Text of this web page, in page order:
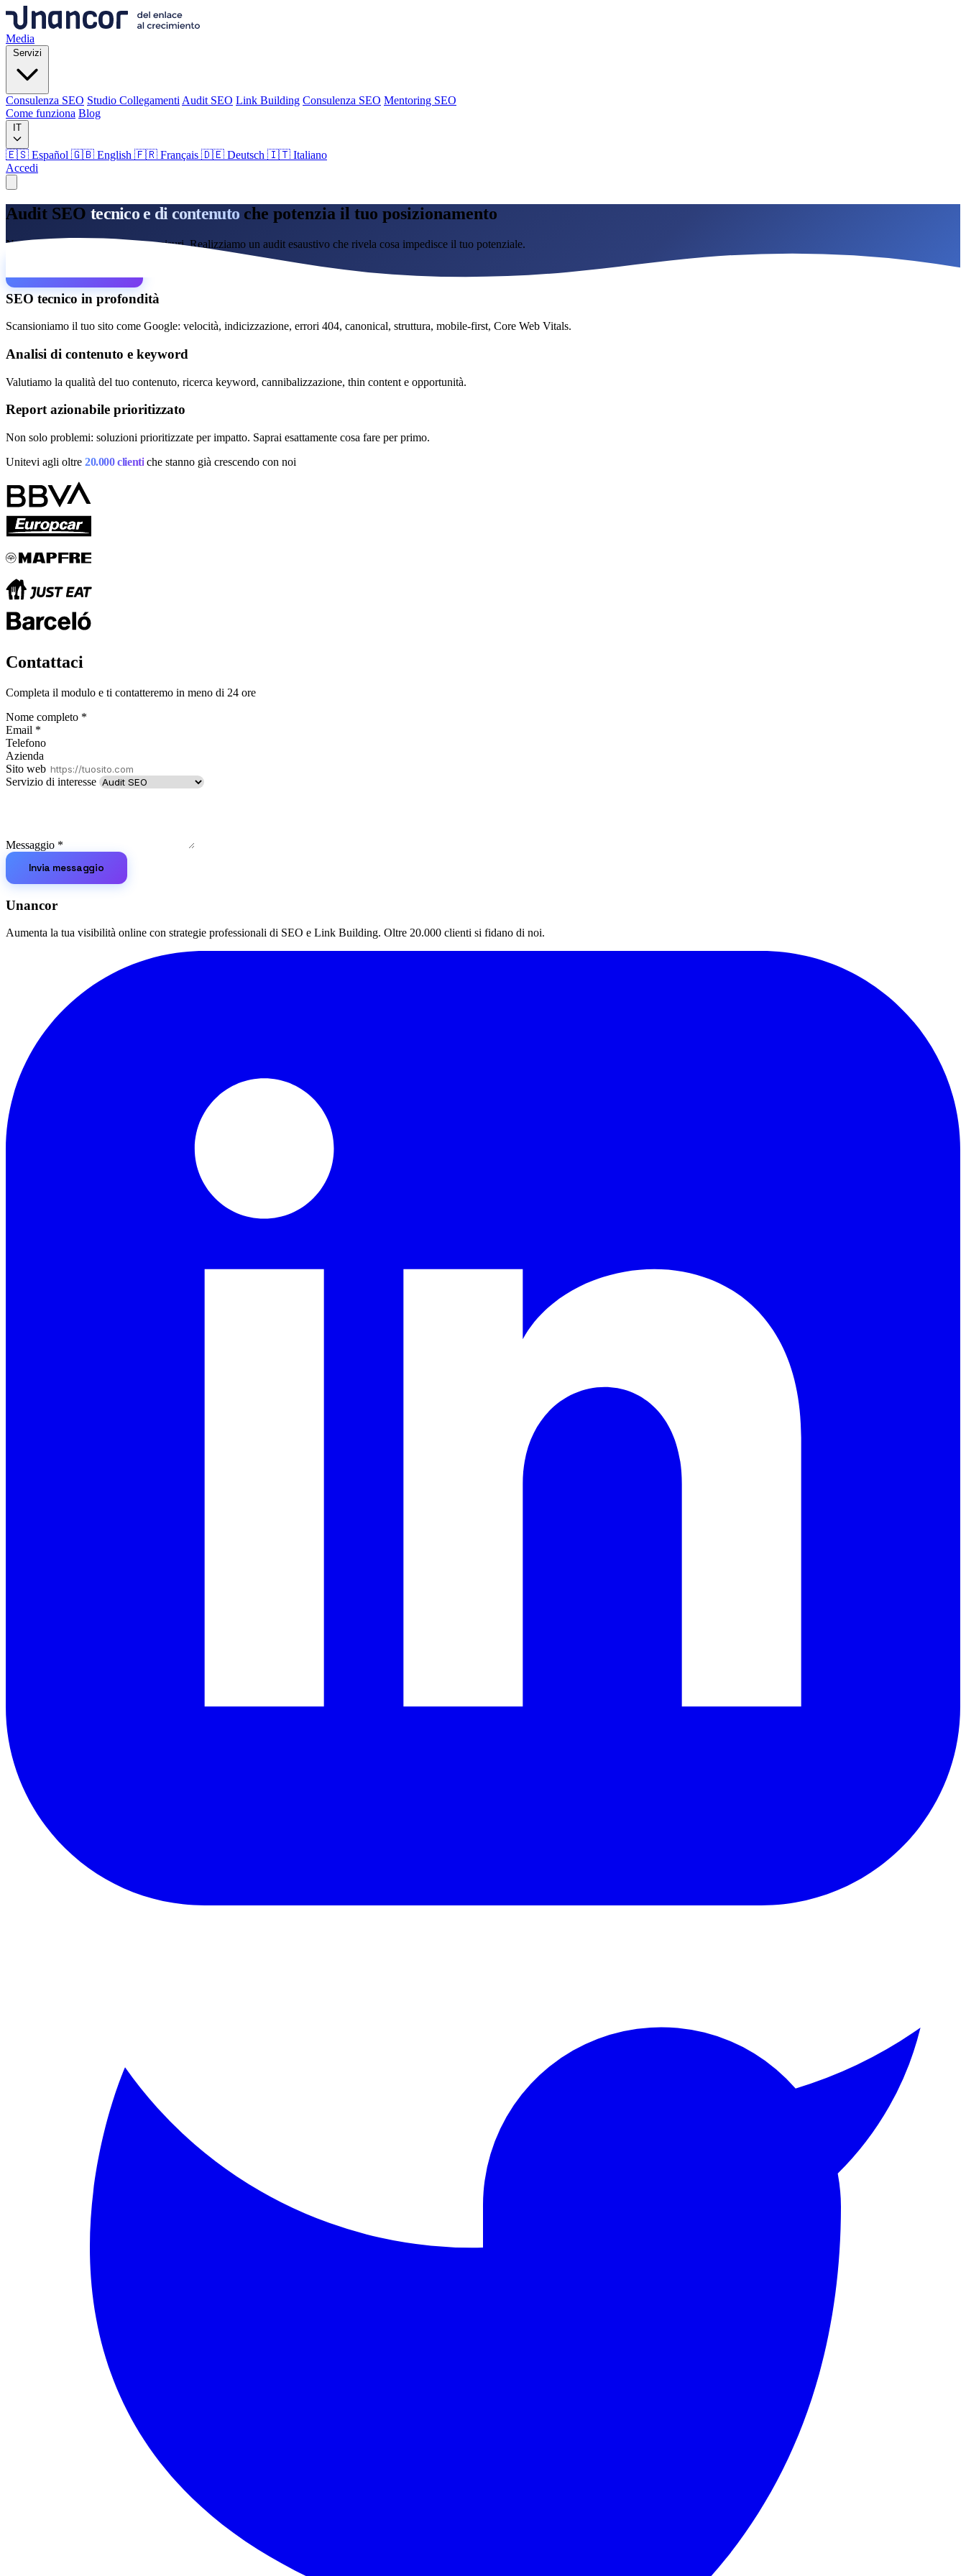
Media
Servizi
Consulenza SEO Studio Collegamenti Audit SEO Link Building Consulenza SEO Mentoring SEO
Come funziona Blog
IT
🇪🇸 Español 🇬🇧 English 🇫🇷 Français 🇩🇪 Deutsch 🇮🇹 Italiano
Accedi
Servizi
Link Building
Lingua
🇪🇸 ES🇬🇧 EN 🇫🇷 FR 🇩🇪 DE 🇮🇹 IT
Audit SEO tecnico e di contenuto che potenzia il tuo posizionamento
Non puoi migliorare ciò che non misuri. Realizziamo un audit esaustivo che rivela cosa impedisce il tuo potenziale.
SEO tecnico in profondità
Scansioniamo il tuo sito come Google: velocità, indicizzazione, errori 404, canonical, struttura, mobile-first, Core Web Vitals.
Analisi di contenuto e keyword
Valutiamo la qualità del tuo contenuto, ricerca keyword, cannibalizzazione, thin content e opportunità.
Report azionabile prioritizzato
Non solo problemi: soluzioni prioritizzate per impatto. Saprai esattamente cosa fare per primo.
Unitevi agli oltre 20.000 clienti che stanno già crescendo con noi
Contattaci
Completa il modulo e ti contatteremo in meno di 24 ore
Nome completo *
Email *
Telefono
Azienda
Sito web
Servizio di interesse
Messaggio *
Invia messaggio
Unancor
Aumenta la tua visibilità online con strategie professionali di SEO e Link Building. Oltre 20.000 clienti si fidano di noi.